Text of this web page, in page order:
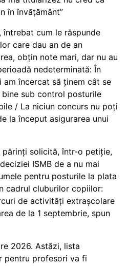
în învățământ”
întrebat cum le răspunde
care dau an de an
obțin note mari, dar nu au
nedeterminată: În
am încercat să ținem cât se
sub control posturile
/ La niciun concurs nu poți
la început asigurarea unui
părinți solicită, într-o petiție,
ISMB de a nu mai
pentru posturile la plata
cadrul cluburilor copiilor:
de activități extrașcolare
de la 1 septembrie, spun
2026. Astăzi, lista
pentru profesori va fi